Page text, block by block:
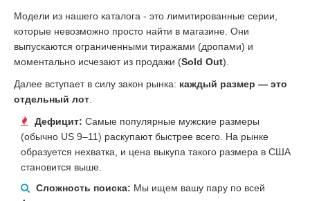
Модели из нашего каталога - это лимитированные серии,
которые невозможно просто найти в магазине. Они
выпускаются ограниченными тиражами (дропами) и
моментально исчезают из продажи (Sold Out).
Далее вступает в силу закон рынка: каждый размер — это
отдельный лот
Дефицит: Самые популярные мужские размеры
(обычно US 9–11) раскупают быстрее всего. На рынке
образуется нехватка, и цена выкупа такого размера в США
становится выше.
Сложность поиска: Мы ищем вашу пару по всей